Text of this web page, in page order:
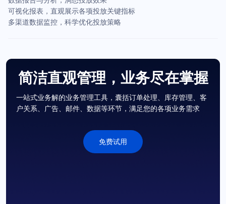
可视化报表，直观展示各项投放关键指标
多渠道数据监控，科学优化投放策略
简洁直观管理，业务尽在掌握
一站式业务解的业务管理工具，囊括订单处理、库存管理、客
户关系、广告、邮件、数据等环节，满足您的各项业务需求
免费试用